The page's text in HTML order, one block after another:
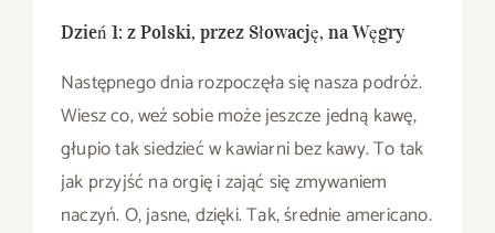
Dzień 1: z Polski, przez Słowację, na Węgry
Następnego dnia rozpoczęła się nasza podróż.
Wiesz co, weź sobie może jeszcze jedną kawę,
głupio tak siedzieć w kawiarni bez kawy. To tak
jak przyjść na orgię i zająć się zmywaniem
naczyń. O, jasne, dzięki. Tak, średnie americano.